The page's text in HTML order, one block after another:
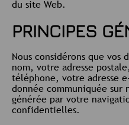
du site Web.
PRINCIPES
Nous considérons que vos
nom, votre adresse
téléphone, votre adresse
donnée communiquée
générée par votre
confidentielles.